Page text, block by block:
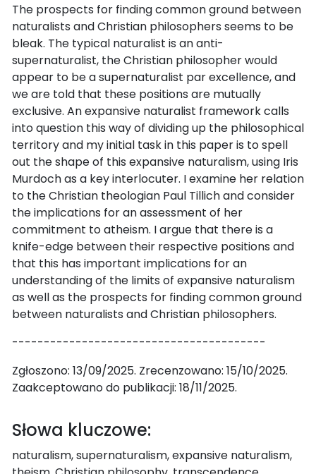
The prospects for finding common ground between
naturalists and Christian philosophers seems to be
bleak. The typical naturalist is an anti-
supernaturalist, the Christian philosopher would
appear to be a supernaturalist par excellence, and
we are told that these positions are mutually
exclusive. An expansive naturalist framework calls
into question this way of dividing up the philosophical
territory and my initial task in this paper is to spell
out the shape of this expansive naturalism, using Iris
Murdoch as a key interlocuter. I examine her relation
to the Christian theologian Paul Tillich and consider
the implications for an assessment of her
commitment to atheism. I argue that there is a
knife-edge between their respective positions and
that this has important implications for an
understanding of the limits of expansive naturalism
as well as the prospects for finding common ground
between naturalists and Christian philosophers.
----------------------------------------
Zgłoszono: 13/09/2025. Zrecenzowano: 15/10/2025.
Zaakceptowano do publikacji: 18/11/2025.
Słowa kluczowe:
naturalism, supernaturalism, expansive naturalism,